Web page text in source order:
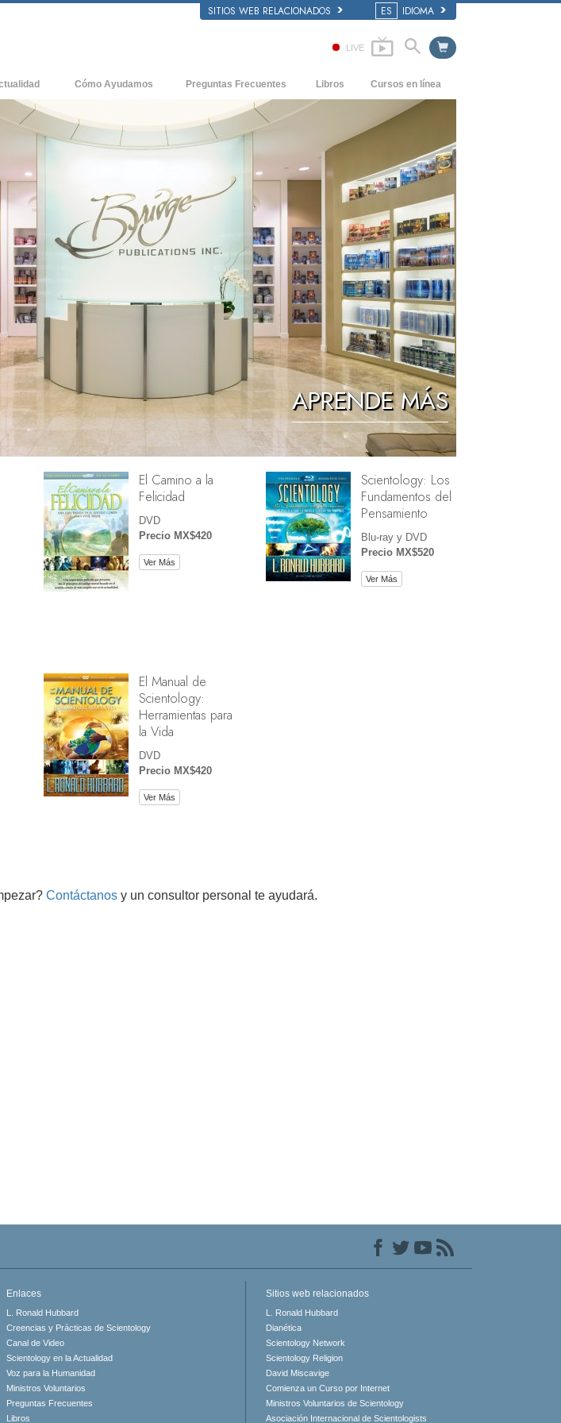
SITIOS WEB RELACIONADOS ES IDIOMA
LIVE
Mundo
Eclesiástico de
Cómo Ayudamos Preguntas Frecuentes
Antecedentes y principios básicos
Dentro de una Iglesia
La Organización de Scientology
Libros
Audiolibros
Conferencias Introductorias
Películas
Cursos en línea
Cómo Resolver los Conflictos
Las Dinámicas de la Existencia
Los Componentes de la Comprensión
Soluciones para un Entorno Peligroso
Ayudas para Enfermedades y Lesiones
La Integridad y la Honestidad
El Matrimonio
La Escala Tonal Emocional
Respuestas a las Drogas
Herramientas para el Entorno Laboral
La Ética y las Condiciones
La Causa de la Supresión
Investigaciones
Los Fundamentos de la Organización
Los Fundamentos de las Relaciones
Públicas
APRENDE MÁS
El Camino a la
Felicidad
DVD
Precio MX$420
Ver Más
Scientology: Los
Fundamentos del
Pensamiento
Blu-ray y DVD
Precio MX$520
Ver Más
El Manual de
Scientology:
Herramientas para
la Vida
DVD
Precio MX$420
Ver Más
Contáctanos y un consultor personal te ayudará.
Enlaces
L. Ronald Hubbard
Creencias y Prácticas de Scientology
Canal de Video
Scientology en la Actualidad
Voz para la Humanidad
Ministros Voluntarios
Preguntas Frecuentes
Libros
Sitios web relacionados
L. Ronald Hubbard
Dianética
Scientology Network
Scientology Religion
David Miscavige
Comienza un Curso por Internet
Ministros Voluntarios de Scientology
Asociación Internacional de Scientologists